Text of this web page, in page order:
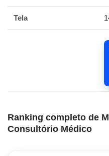
Tela
Ranking completo de
Consultório Médico